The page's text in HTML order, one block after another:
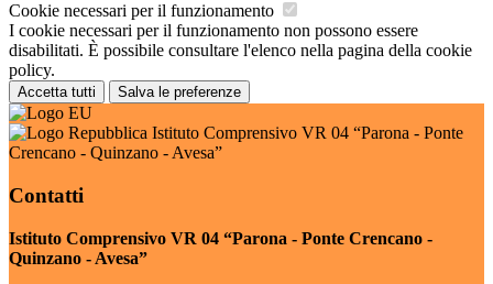
Cookie necessari per il funzionamento
I cookie necessari per il funzionamento non possono essere
disabilitati. È possibile consultare l'elenco nella pagina della cookie
policy.
Accetta tutti Salva le preferenze
Istituto Comprensivo VR 04 “Parona - Ponte
Crencano - Quinzano - Avesa”
Contatti
Istituto Comprensivo VR 04 “Parona - Ponte Crencano -
Quinzano - Avesa”